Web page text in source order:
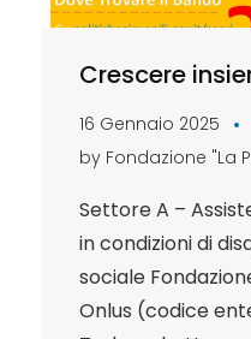
Crescere
16 Gennaio 2025
by Fondazione "La
Settore A –
in condizioni di
sociale
Onlus (codice